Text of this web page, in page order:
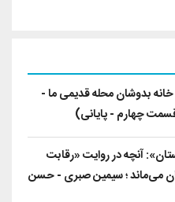
بدوشان محله قدیمی ما -
چهارم - پایانی)
آنچه در روایت «رقابت
می‌ماند ؛ سیمین صبری - حسن